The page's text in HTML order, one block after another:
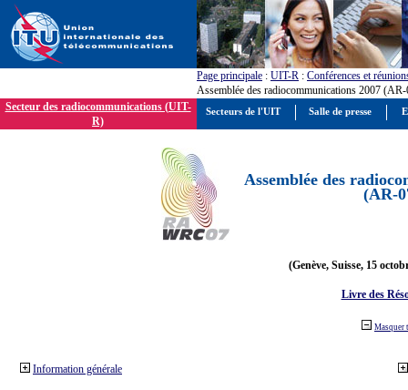
Page principale : UIT-R : Conférences et
Assemblée des radiocommunications 2007
Secteur des radiocommunications (UIT-
R)
Assemblée des
(AR-
(Genève, Suisse, 15
Livre des
Masquer
Information générale
Secteurs de l'UIT Salle de presse